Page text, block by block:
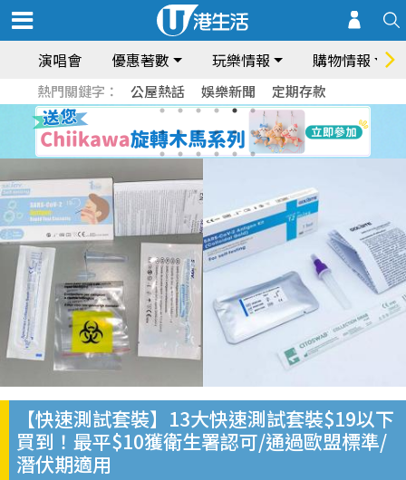
演唱會 優惠著數 玩樂情報 購物情報
熱門關鍵字： 公屋熱話 娛樂新聞 定期存款
【快速測試套裝】13大快速測試套裝$19以下
買到！最平$10獲衛生署認可/通過歐盟標準/
潛伏期適用